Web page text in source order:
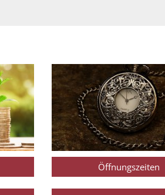
Öffnungszeiten